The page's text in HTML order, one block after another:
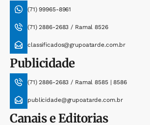
(71) 99965-8961
(71) 2886-2683 / Ramal 8526
classificados@grupoatarde.com.br
Publicidade
(71) 2886-2683 / Ramal 8585 | 8586
publicidade@grupoatarde.com.br
Canais e Editorias